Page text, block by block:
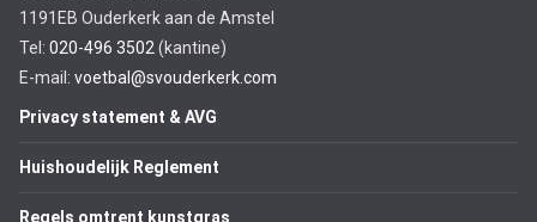
1191EB Ouderkerk aan de Amstel
Tel: 020-496 3502(kantine)
E-mail: voetbal@svouderkerk.com
Privacy statement & AVG
Huishoudelijk Reglement
Regels omtrent kunstgras